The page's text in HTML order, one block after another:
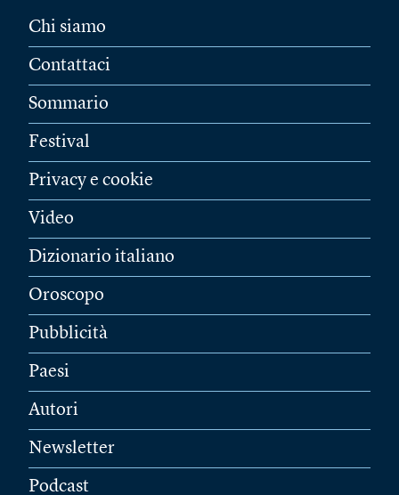
Chi siamo
Contattaci
Sommario
Festival
Privacy e cookie
Video
Dizionario italiano
Oroscopo
Pubblicità
Paesi
Autori
Newsletter
Podcast